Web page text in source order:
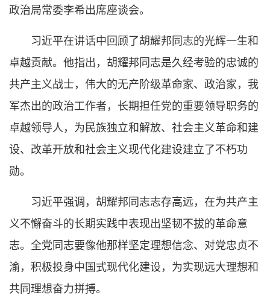
政治局常委李希出席座谈会。
习近平在讲话中回顾了胡耀邦同志的光辉一生和
卓越贡献。他指出，胡耀邦同志是久经考验的忠诚的
共产主义战士，伟大的无产阶级革命家、政治家，我
军杰出的政治工作者，长期担任党的重要领导职务的
卓越领导人，为民族独立和解放、社会主义革命和建
设、改革开放和社会主义现代化建设建立了不朽功
勋。
习近平强调，胡耀邦同志志存高远，在为共产主
义不懈奋斗的长期实践中表现出坚韧不拔的革命意
志。全党同志要像他那样坚定理想信念、对党忠贞不
渝，积极投身中国式现代化建设，为实现远大理想和
共同理想奋力拼搏。